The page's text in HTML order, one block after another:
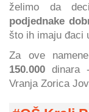
želimo da
podjednake
što ih imaju đaci
Za ove
150.000 dinara
Vranja Zorica